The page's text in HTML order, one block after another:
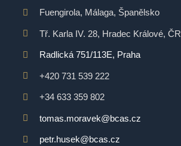
Fuengirola, Málaga, Španělsko
Tř. Karla IV. 28, Hradec Králové, ČR
Radlická 751/113E, Praha
+420 731 539 222
+34 633 359 802
tomas.moravek@bcas.cz
petr.husek@bcas.cz